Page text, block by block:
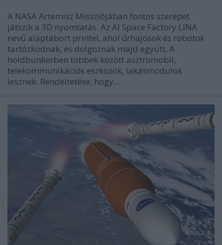
A NASA Artemisz Missziójában fontos szerepet
játszik a 3D nyomtatás. Az AI Space Factory LINA
nevű alaptábort printel, ahol űrhajósok és robotok
tartózkodnak, és dolgoznak majd együtt. A
holdbunkerben többek között asztromobil,
telekommunikációs eszközök, lakásmodulok
lesznek. Rendeltetése, hogy…